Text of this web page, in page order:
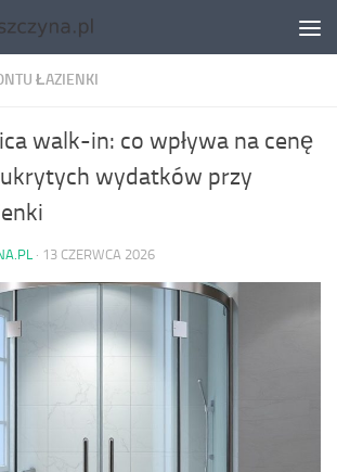
ŁAZIENKI
walk-in: co wpływa na cenę
wydatków przy
· 13 CZERWCA 2026